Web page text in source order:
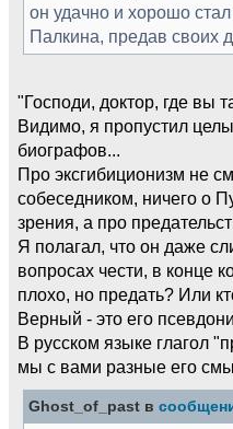
он удачно и хорошо
Палкина, предав своих
"Господи, доктор, где вы
Видимо, я пропустил
биографов...
Про эксгибиционизм не
собеседником, ничего о
зрения, а про
Я полагал, что он даже
вопросах чести, в конце
плохо, но предать? Или
Верный - это его
В русском языке глагол
мы с вами разные его
Ghost_of_past в